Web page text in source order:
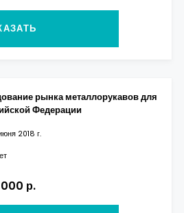
рынка металлорукавов для
Федерации
2018 г.
р.